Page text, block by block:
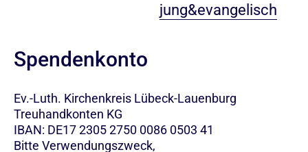
jung&evangelisch
Spendenkonto
Ev.-Luth. Kirchenkreis Lübeck-Lauenburg
Treuhandkonten KG
IBAN: DE17 2305 2750 0086 0503 41
Bitte Verwendungszweck,